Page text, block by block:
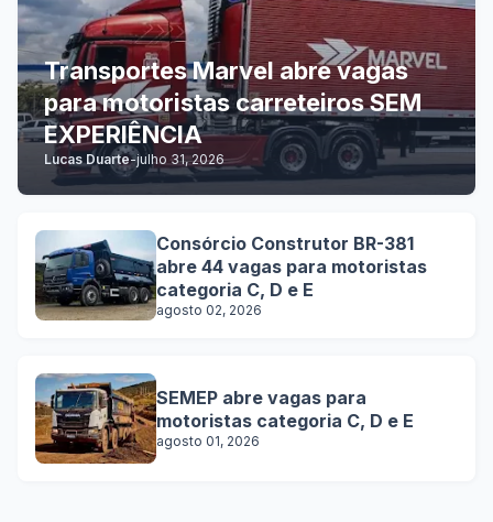
Transportes Marvel abre vagas
para motoristas carreteiros SEM
EXPERIÊNCIA
Lucas Duarte-julho 31, 2026
Consórcio Construtor BR-381
abre 44 vagas para motoristas
categoria C, D e E
agosto 02, 2026
SEMEP abre vagas para
motoristas categoria C, D e E
agosto 01, 2026